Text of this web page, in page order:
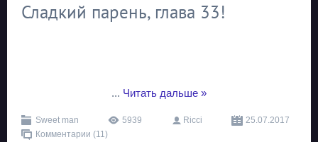
Сладкий парень, глава 33!
... Читать дальше »
Sweet man 5939 Ricci
25.07.2017
Комментарии (11)